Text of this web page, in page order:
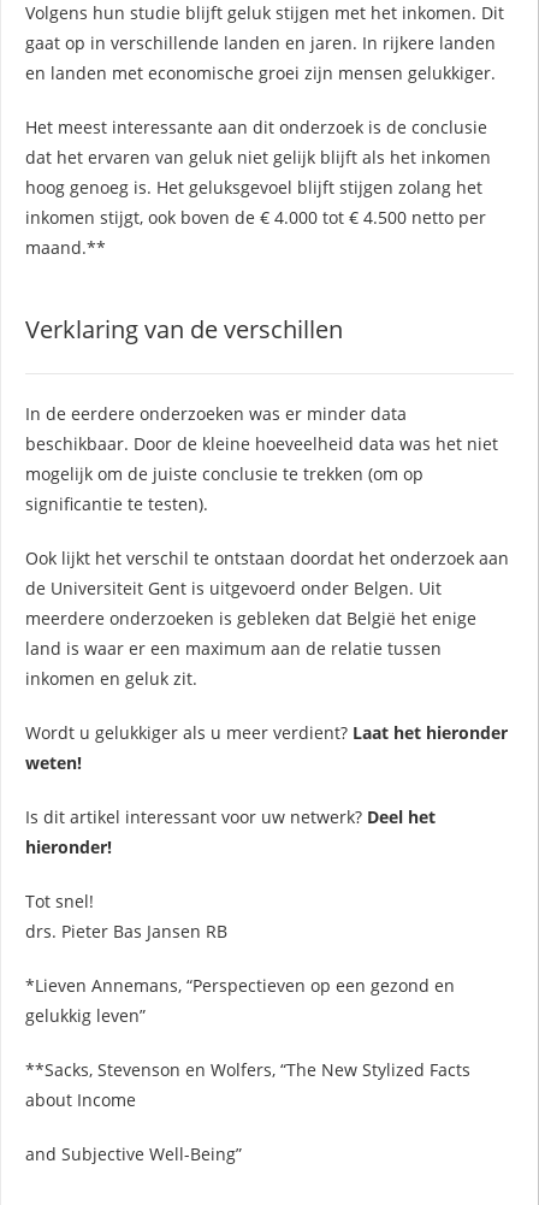
Volgens hun studie blijft geluk stijgen met het inkomen. Dit
gaat op in verschillende landen en jaren. In rijkere landen
en landen met economische groei zijn mensen gelukkiger.
Het meest interessante aan dit onderzoek is de conclusie
dat het ervaren van geluk niet gelijk blijft als het inkomen
hoog genoeg is. Het geluksgevoel blijft stijgen zolang het
inkomen stijgt, ook boven de € 4.000 tot € 4.500 netto per
maand.**
Verklaring van de verschillen
In de eerdere onderzoeken was er minder data
beschikbaar. Door de kleine hoeveelheid data was het niet
mogelijk om de juiste conclusie te trekken (om op
significantie te testen).
Ook lijkt het verschil te ontstaan doordat het onderzoek aan
de Universiteit Gent is uitgevoerd onder Belgen. Uit
meerdere onderzoeken is gebleken dat België het enige
land is waar er een maximum aan de relatie tussen
inkomen en geluk zit.
Wordt u gelukkiger als u meer verdient? Laat het hieronder
weten!
Is dit artikel interessant voor uw netwerk? Deel het
hieronder!
Tot snel!
drs. Pieter Bas Jansen RB
*Lieven Annemans, “Perspectieven op een gezond en
gelukkig leven”
**Sacks, Stevenson en Wolfers, “The New Stylized Facts
about Income
and Subjective Well-Being”